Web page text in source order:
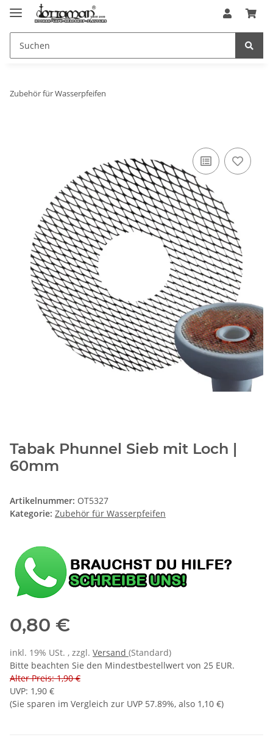
Zubehör für Wasserpfeifen
Tabak Phunnel Sieb mit Loch |
60mm
Artikelnummer: OT5327
Kategorie: Zubehör für Wasserpfeifen
0,80 €
inkl. 19% USt. , zzgl. Versand (Standard)
Bitte beachten Sie den Mindestbestellwert von 25 EUR.
Alter Preis: 1,90 €
UVP: 1,90 €
(Sie sparen im Vergleich zur UVP 57.89%, also 1,10 €)